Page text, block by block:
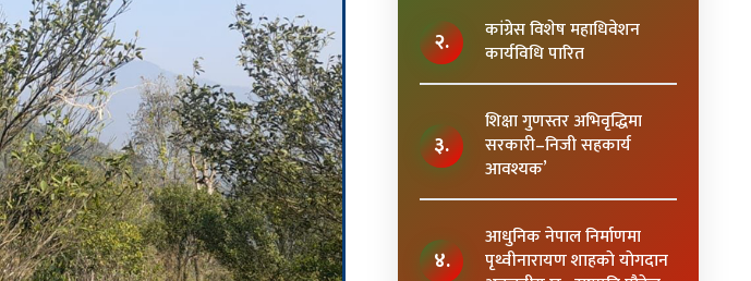
२.
कांग्रेस विशेष महाधिवेशन
कार्यविधि पारित
३.
शिक्षा गुणस्तर अभिवृद्धिमा
सरकारी–निजी सहकार्य
आवश्यक’
४.
आधुनिक नेपाल निर्माणमा
पृथ्वीनारायण शाहकाे याेगदान